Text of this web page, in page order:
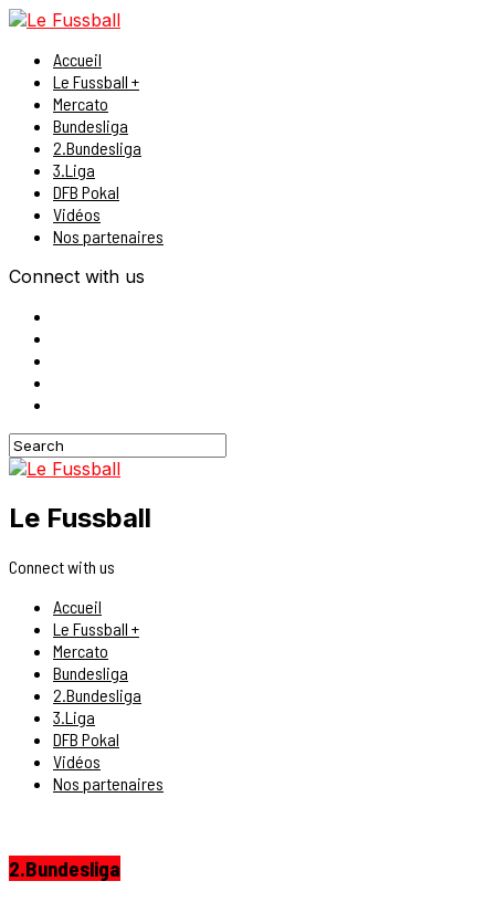
Accueil
Le Fussball +
Mercato
Bundesliga
2.Bundesliga
3.Liga
DFB Pokal
Vidéos
Nos partenaires
Connect with us
Le Fussball
Connect with us
Accueil
Le Fussball +
Mercato
Bundesliga
2.Bundesliga
3.Liga
DFB Pokal
Vidéos
Nos partenaires
2.Bundesliga